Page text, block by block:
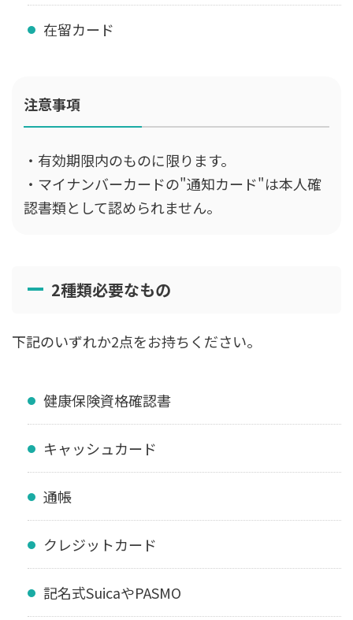
在留カード
注意事項
・有効期限内のものに限ります。
・マイナンバーカードの"通知カード"は本人確
認書類として認められません。
2種類必要なもの
下記のいずれか2点をお持ちください。
健康保険資格確認書
キャッシュカード
通帳
クレジットカード
記名式SuicaやPASMO